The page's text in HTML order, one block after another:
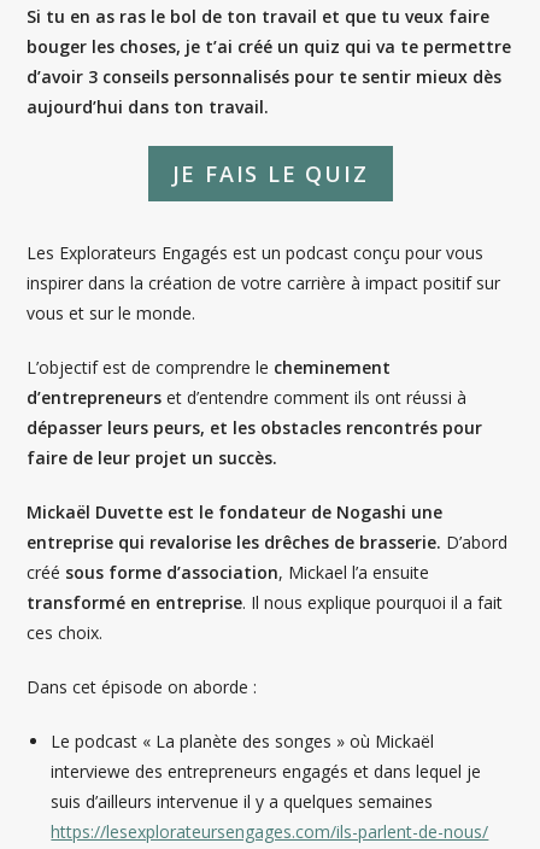
Si tu en as ras le bol de ton travail et que tu veux faire
bouger les choses, je t’ai créé un quiz qui va te permettre
d’avoir 3 conseils personnalisés pour te sentir mieux dès
aujourd’hui dans ton travail.
JE FAIS LE QUIZ
Les Explorateurs Engagés est un podcast conçu pour vous
inspirer dans la création de votre carrière à impact positif sur
vous et sur le monde.
L’objectif est de comprendre le cheminement
d’entrepreneurs et d’entendre comment ils ont réussi à
dépasser leurs peurs, et les obstacles rencontrés pour
faire de leur projet un succès.
Mickaël Duvette est le fondateur de Nogashi une
entreprise qui revalorise les drêches de brasserie. D’abord
créé sous forme d’association, Mickael l’a ensuite
transformé en entreprise. Il nous explique pourquoi il a fait
ces choix.
Dans cet épisode on aborde :
Le podcast « La planète des songes » où Mickaël
interviewe des entrepreneurs engagés et dans lequel je
suis d’ailleurs intervenue il y a quelques semaines
https://lesexplorateursengages.com/ils-parlent-de-nous/